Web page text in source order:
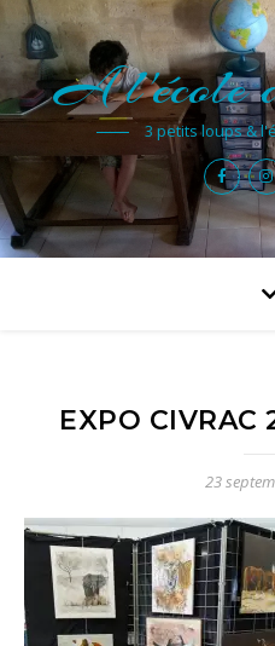
A l'école
3 petits loups &
EXPO CIVRAC
23